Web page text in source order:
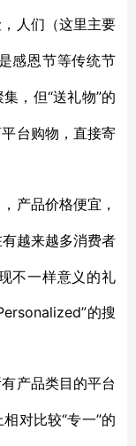
人们（这里主要
感恩节等传统节
集，但“送礼物”的
台购物，直接寄
产品价格便宜，
越来越多消费者
不一样意义的礼
的搜
产品类目的平台
对比较“专一”的